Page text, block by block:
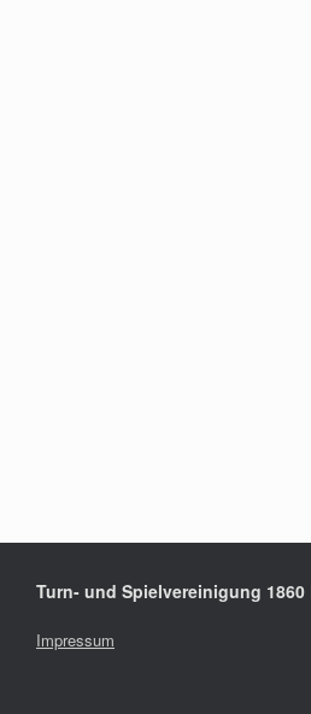
Turn- und Spielvereinigung 1860
Impressum